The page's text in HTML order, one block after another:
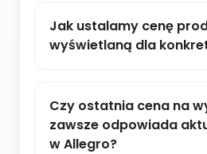
Jak ustalamy cenę
wyświetlaną dla
Czy ostatnia cena na
zawsze odpowiada
w Allegro?